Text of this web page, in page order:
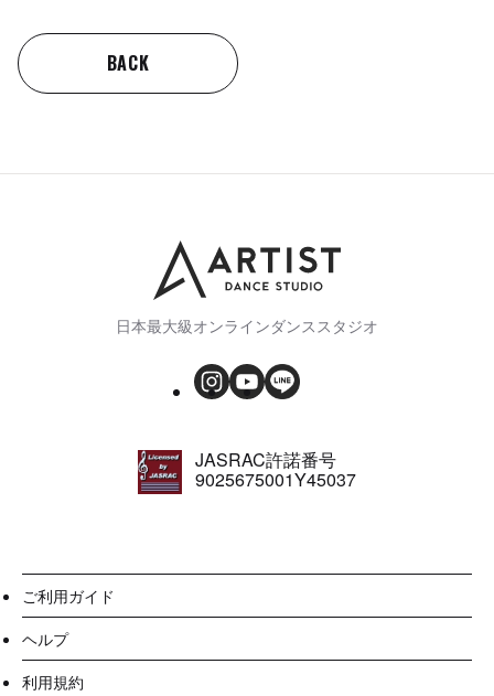
BACK
日本最大級オンラインダンススタジオ
JASRAC許諾番号
9025675001Y45037
ご利用ガイド
ヘルプ
利用規約